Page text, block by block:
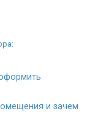
и зачем